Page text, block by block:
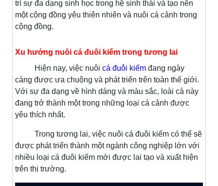
trì sự đa dạng sinh học trong hệ sinh thái và tạo nên
một cộng đồng yêu thiên nhiên và nuôi cá cảnh trong
cộng đồng.
Xu hướng nuôi cá đuôi kiếm trong tương lai
Hiện nay, việc nuôi cá đuôi kiếm đang ngày
càng được ưa chuộng và phát triển trên toàn thế giới.
Với sự đa dạng về hình dáng và màu sắc, loài cá này
đang trở thành một trong những loại cá cảnh được
yêu thích nhất.
Trong tương lai, việc nuôi cá đuôi kiếm có thể sẽ
được phát triển thành một ngành công nghiệp lớn với
nhiều loại cá đuôi kiếm mới được lai tạo và xuất hiện
trên thị trường.